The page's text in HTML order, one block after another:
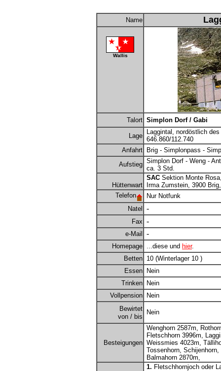
Name
Wallis
Talort Simplon Dorf / Gabi
Lage
Laggintal, nordöstlich des
646.860/112.740
Anfahrt
Brig - Simplonpass -
Aufstieg Simplon Dorf - Weng -
ca. 3 Std.
Hüttenwart
SAC Sektion Monte
Irma Zumstein, 3900
Telefon
Nur Notfunk
Natel
-
Fax -
e-Mail -
Homepage ...diese und hier.
Betten 10 (Winterlager 10 )
Essen
Nein
Trinken
Nein
Vollpension
Nein
Bewirtet
von / bis
Nein
Besteigungen
Wenghorn 2587m,
Fletschhorn 3996m,
Weissmies 4023m,
Tossenhorn, Schijenhorn,
Balmahorn 2870m,
1. Fletschhornjoch oder